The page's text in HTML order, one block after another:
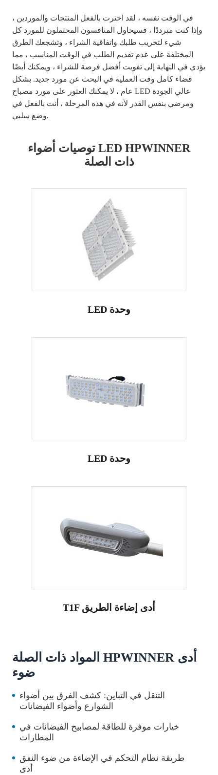
في الوقت نفسه ، لقد اخترت بالفعل المنتجات والموردين ،
وإذا كنت مترددًا ، فسيحاول المنافسون المحتملون للمورد كل
شيء لتخريب طلبك واتفاقية الشراء ، وتشجعك الطرق
المختلفة على عدم تقديم الطلب في الوقت المناسب ، مما
يؤدي في النهاية إلى تفويت أفضل فرصة للشراء ، ويمكنك أيضًا
قضاء كامل وقت العملية في البحث عن مورد جديد. بشكل
عام ، لا يمكنك العثور على مورد مصباح LED عالي الجودة
ومرضي بنفس القدر لأنه في هذه المرحلة ، أنت بالفعل في
وضع سلبي.
توصيات أضواء LED HPWINNER
ذات الصلة
LED وحدة
LED وحدة
T1F أدى إضاءة الطريق
المواد ذات الصلة HPWINNER أدى
ضوء
التنقل في التباين: كشف الفرق بين أضواء
الشوارع وأضواء الفيضانات
خيارات موفرة للطاقة لمصابيح الفيضانات في
المطارات
طريقة نظام التحكم في الإضاءة من ضوء النفق
أدى